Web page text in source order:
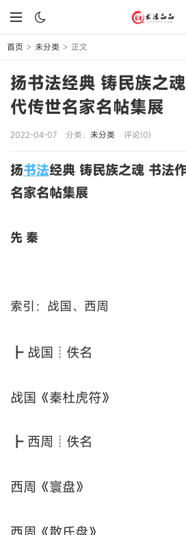
首页 > 未分类 > 正文
扬书法经典 铸民族之
代传世名家名帖集展
2022-04-07 分类： 未分类 评论(0)
扬书法经典 铸民族之魂 书法
名家名帖集展
先 秦
索引：战国、西周
┣ 战国┊佚名
战国《秦杜虎符》
┣ 西周┊佚名
西周《寰盘》